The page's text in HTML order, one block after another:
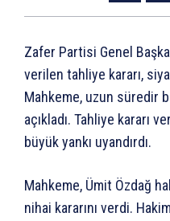
Zafer Partisi Genel
verilen tahliye kararı,
Mahkeme, uzun süredir
açıkladı. Tahliye kararı
büyük yankı uyandırdı.
Mahkeme, Ümit Özdağ
nihai kararını verdi.